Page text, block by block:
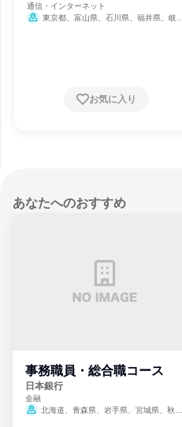
通信・インターネット
東京都、富山県、石川県、福井県、岐阜
お気に入り
あなたへのおすすめ
事務職員・総合職コース
日本銀行
金融
北海道、青森県、岩手県、宮城県、秋田